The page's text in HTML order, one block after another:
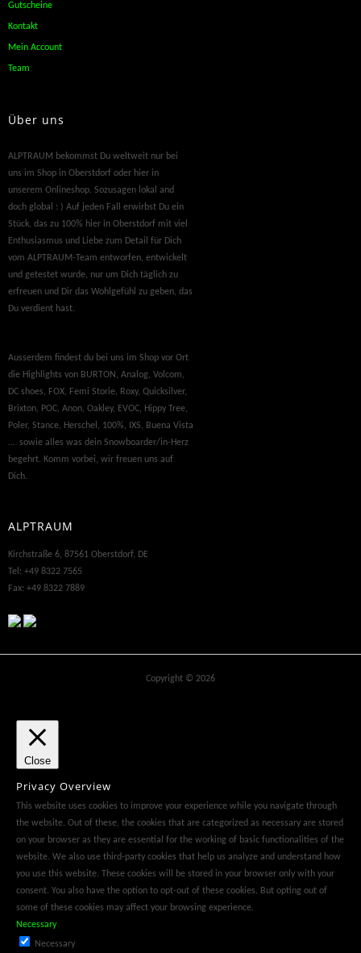
Gutscheine
Kontakt
Mein Account
Team
Über uns
ALPTRAUM bekommst Du weltweit nur bei
uns im Shop in Oberstdorf oder hier in
unserem Onlineshop. Sozusagen lokal and
doch global : ) Auf jeden Fall erwirbst Du ein
Stück, das zu 100% hier in Oberstdorf mit viel
Enthusiasmus und Liebe zum Detail für Dich
vom ALPTRAUM-Team entworfen, entwickelt
und getestet wurde, nur um Dich täglich zu
erfreuen und Dir das Wohlgefühl zu geben, das
Du verdient hast.
Ausserdem findest du bei uns im Shop vor Ort
die Highlights von BURTON, Analog, Volcom,
DC shoes, FOX, Femi Storie, Roxy, Quicksilver,
Brixton, POC, Anon, Oakley, EVOC, Hippy Tree,
Poler, Stance, Herschel, 100%, IXS, Buena Vista
… sowie alles was dein Snowboarder/in-Herz
begehrt. Komm vorbei, wir freuen uns auf
Dich.
ALPTRAUM
Kirchstraße 6, 87561 Oberstdorf, DE
Tel: +49 8322 7565
Fax: +49 8322 7889
Copyright © 2026
Close
Privacy Overview
This website uses cookies to improve your experience while you navigate through
the website. Out of these, the cookies that are categorized as necessary are stored
on your browser as they are essential for the working of basic functionalities of the
website. We also use third-party cookies that help us analyze and understand how
you use this website. These cookies will be stored in your browser only with your
consent. You also have the option to opt-out of these cookies. But opting out of
some of these cookies may affect your browsing experience.
Necessary
Necessary